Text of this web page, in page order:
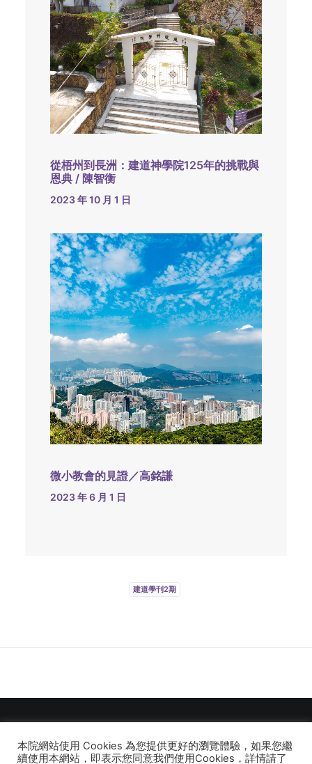
從梧州到長洲：建道神學院125年的挑戰與
恩典 / 陳智衡
2023 年 10 月 1 日
微小教會的見證／高銘謙
2023 年 6 月 1 日
建道學刊2期
© 2026 建道神學院Alliance Bible Seminary. All rights reserved
本院網站使用 Cookies 為您提供更好的瀏覽體驗，如果您繼
續使用本網站，即表示您同意我們使用Cookies，詳情請了